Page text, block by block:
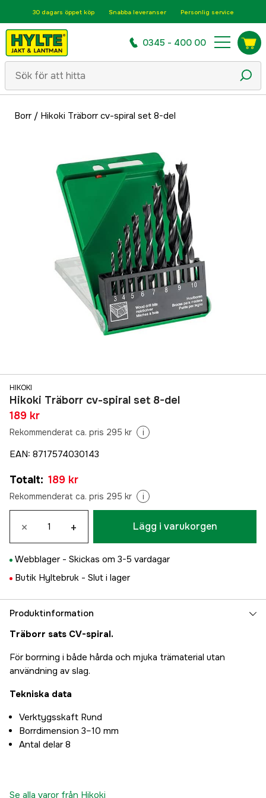
30 dagars öppet köp Snabba leveranser Personlig service
0345 - 400 00
Borr/ Hikoki Träborr cv-spiral set 8-del
HIKOKI
Hikoki Träborr cv-spiral set 8-del
189 kr
Rekommenderat ca. pris 295 kr i
EAN: 8717574030143
Totalt: 189 kr
Rekommenderat ca. pris 295 kr i
× + Lägg i varukorgen
Webblager - Skickas om 3-5 vardagar
Butik Hyltebruk - Slut i lager
Produktinformation
Träborr sats CV-spiral.
För borrning i både hårda och mjuka trämaterial utan
användning av slag.
Tekniska data
Verktygsskaft Rund
Borrdimension 3–10 mm
Antal delar 8
Se alla varor från Hikoki